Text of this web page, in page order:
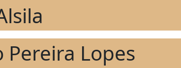
Pereira Lopes